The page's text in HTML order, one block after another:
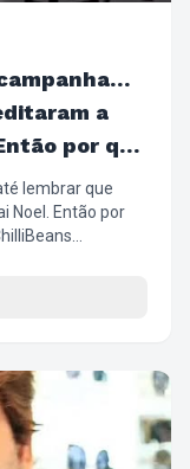
a
por que
lembrar que
Noel. Então por